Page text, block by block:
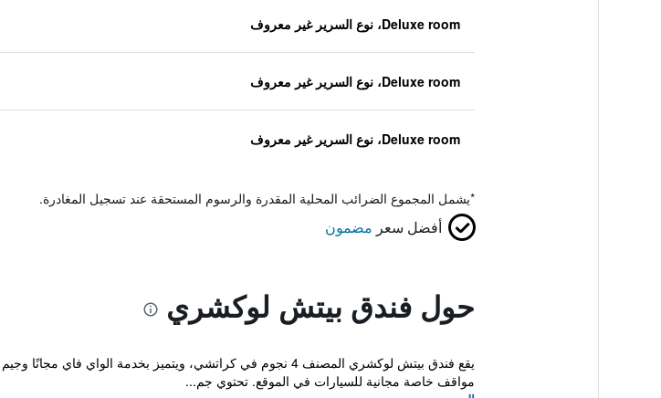
Deluxe room، نوع السرير غير معروف
Deluxe room، نوع السرير غير معروف
Deluxe room، نوع السرير غير معروف
*يشمل المجموع الضرائب المحلية المقدرة والرسوم المستحقة عند تسجيل المغادرة.
أفضل سعر مضمون
حول فندق بيتش لوكشري
يقع فندق بيتش لوكشري المصنف 4 نجوم في كراتشي، ويتميز بخدمة
مواقف خاصة مجانية للسيارات في الموقع. تحتوي جم...